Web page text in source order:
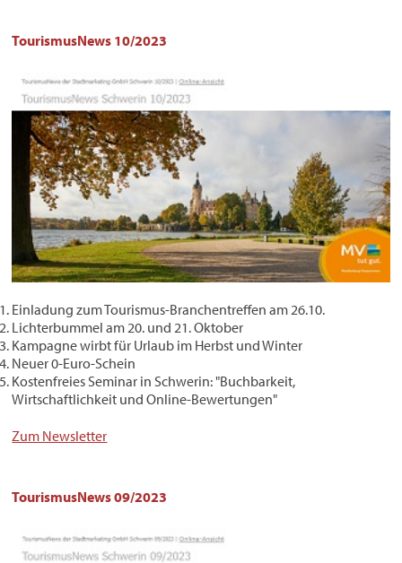
TourismusNews 10/2023
Einladung zum Tourismus-Branchentreffen am 26.10.
Lichterbummel am 20. und 21. Oktober
Kampagne wirbt für Urlaub im Herbst und Winter
Neuer 0-Euro-Schein
Kostenfreies Seminar in Schwerin: "Buchbarkeit,
Wirtschaftlichkeit und Online-Bewertungen"
Zum Newsletter
TourismusNews 09/2023